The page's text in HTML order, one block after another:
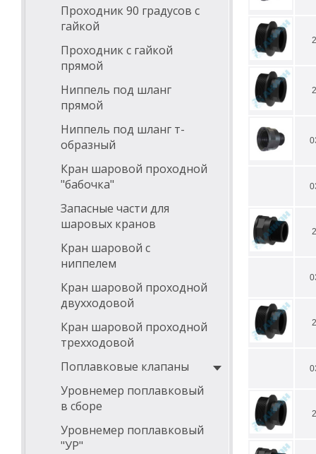
Проходник 90 градусов с
гайкой
Проходник с гайкой
прямой
Ниппель под шланг
прямой
Ниппель под шланг т-
образный
Кран шаровой проходной
"бабочка"
Запасные части для
шаровых кранов
Кран шаровой с
ниппелем
Кран шаровой проходной
двухходовой
Кран шаровой проходной
трехходовой
Поплавковые клапаны
Уровнемер поплавковый
в сборе
Уровнемер поплавковый
"УР"